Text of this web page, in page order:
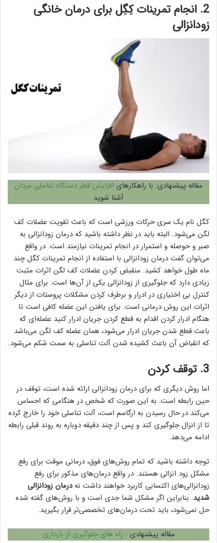
2. انجام تمرینات کِگِل برای درمان‌ خانگی
زودانزالی
مقاله پیشنهادی: با راهکارهای افزایش قطر دستگاه تناسلی مردان
آشنا شوید
کگل نام یک سری حرکات ورزشی است که باعث تقویت عضلات کف
لگن می‌شود. البته باید در نظر داشته باشید که درمان زودانزالی به
صبر و حوصله و استمرار در انجام تمرینات نیازمند است. در واقع
می‌توان گفت درمان زودانزالی با استفاده از انجام تمرینات کگل چند
ماه طول خواهد کشید. منقبض کردن عضلات کف لگن اثرات مثبت
زیادی دارد که جلوگیری از زودانزالی یکی از آن‌‌ها است. برای مثال
کنترل بی اختیاری در ادرار و برطرف کردن مشکلات پروستات از دیگر
اثرات این روش درمانی است. برای یافتن این عضله کافی است تا
هنگام ادرار کردن اقدام به قطع کردن جریان ادرار کنید عضله‌ای که
باعث قطع شدن جریان ادرار می‌شود، همان عضله کف لگن می‌باشد
که انقباض آن باعث کشیده شدن آلت تناسلی به سمت شکم می‌شود.
3. توقف کردن
اما روش دیگری که برای درمان زودانزالی ارائه شده است، توقف در
حین رابطه است. به این صورت که شخص در هنگامی که احساس
می‌کند در حال رسیدن به ارگاسم است، آلت تناسلی خود را خارج کرده
تا از انزال جلوگیری کند و پس از چند دقیقه دوباره به روند قبلی رابطه
ادامه می‌دهد.
توجه داشته باشید که تمام روش‌های فوق، درمانی موقت برای رفع
مشکل زود انزالی هستند. در واقع درمان‌های مذکور برای رفع
زودانزالی‌های اکتسابی کاربرد خواهند داشت نهدرمان زودانزالی
شدید. بنابراین اگر مشکل شما جدی است و با روش‌های گفته شده
حل نمی‌شود، باید تحت درمان‌های تخصصی‌تر قرار بگیرید.
مقاله پیشنهادی : راه های جلوگیری از بارداری